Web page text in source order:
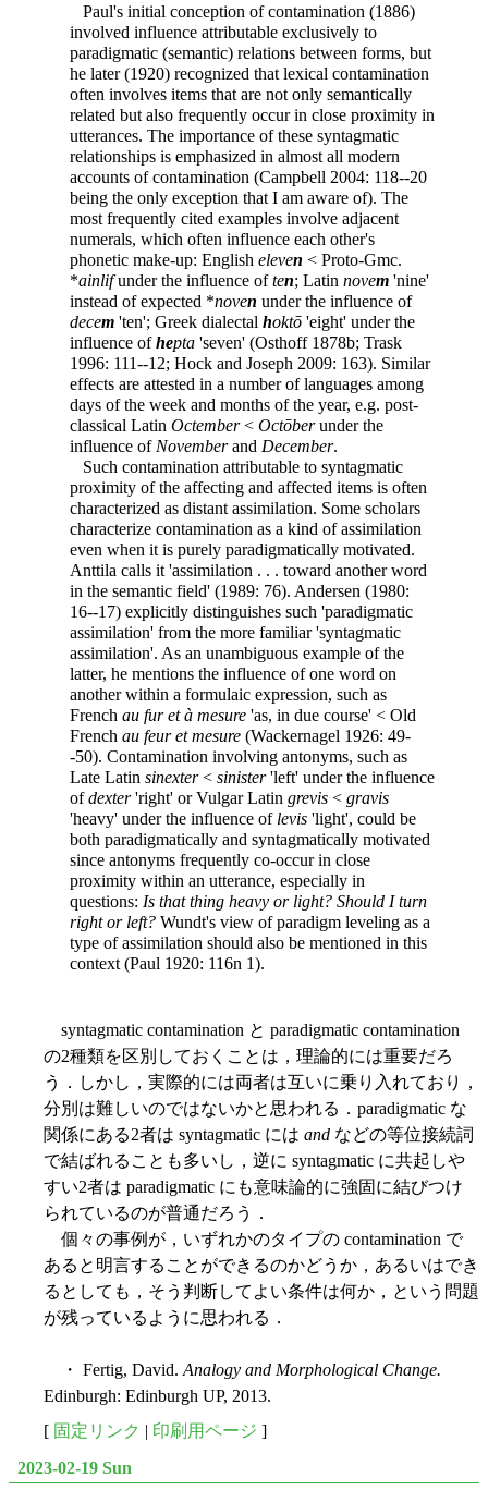
Paul's initial conception of contamination (1886)
involved influence attributable exclusively to
paradigmatic (semantic) relations between forms, but
he later (1920) recognized that lexical contamination
often involves items that are not only semantically
related but also frequently occur in close proximity in
utterances. The importance of these syntagmatic
relationships is emphasized in almost all modern
accounts of contamination (Campbell 2004: 118--20
being the only exception that I am aware of). The
most frequently cited examples involve adjacent
numerals, which often influence each other's
phonetic make-up: English eleven < Proto-Gmc.
*ainlifunder the influence often; Latin novem 'nine'
instead of expected *noven under the influence of
decem 'ten'; Greek dialectal hoktō 'eight' under the
influence ofhepta 'seven' (Osthoff 1878b; Trask
1996: 111--12; Hock and Joseph 2009: 163). Similar
effects are attested in a number of languages among
days of the week and months of the year, e.g. post-
classical Latin Octember< Octōberunder the
influence of Novemberand December.
Such contamination attributable to syntagmatic
proximity of the affecting and affected items is often
characterized as distant assimilation. Some scholars
characterize contamination as a kind of assimilation
even when it is purely paradigmatically motivated.
Anttila calls it 'assimilation . . . toward another word
in the semantic field' (1989: 76). Andersen (1980:
16--17) explicitly distinguishes such 'paradigmatic
assimilation' from the more familiar 'syntagmatic
assimilation'. As an unambiguous example of the
latter, he mentions the influence of one word on
another within a formulaic expression, such as
French au fur et à mesure 'as, in due course' < Old
French au feur et mesure (Wackernagel 1926: 49-
-50). Contamination involving antonyms, such as
Late Latin sinexter< sinister'left' under the influence
ofdexter'right' or Vulgar Latin grevis < gravis
'heavy' under the influence of levis 'light', could be
both paradigmatically and syntagmatically motivated
since antonyms frequently co-occur in close
proximity within an utterance, especially in
questions: Is that thing heavy or light? Should I turn
right or left? Wundt's view of paradigm leveling as a
type of assimilation should also be mentioned in this
context (Paul 1920: 116n 1).
syntagmatic contamination と paradigmatic contamination
の2種類を区別しておくことは，理論的には重要だろ
う．しかし，実際的には両者は互いに乗り入れており，
分別は難しいのではないかと思われる．paradigmatic な
関係にある2者は syntagmatic には and などの等位接続詞
で結ばれることも多いし，逆に syntagmatic に共起しや
すい2者は paradigmatic にも意味論的に強固に結びつけ
られているのが普通だろう．
個々の事例が，いずれかのタイプの contamination で
あると明言することができるのかどうか，あるいはでき
るとしても，そう判断してよい条件は何か，という問題
が残っているように思われる．
・ Fertig, David. Analogy and Morphological Change.
Edinburgh: Edinburgh UP, 2013.
[ 固定リンク | 印刷用ページ ]
2023-02-19 Sun